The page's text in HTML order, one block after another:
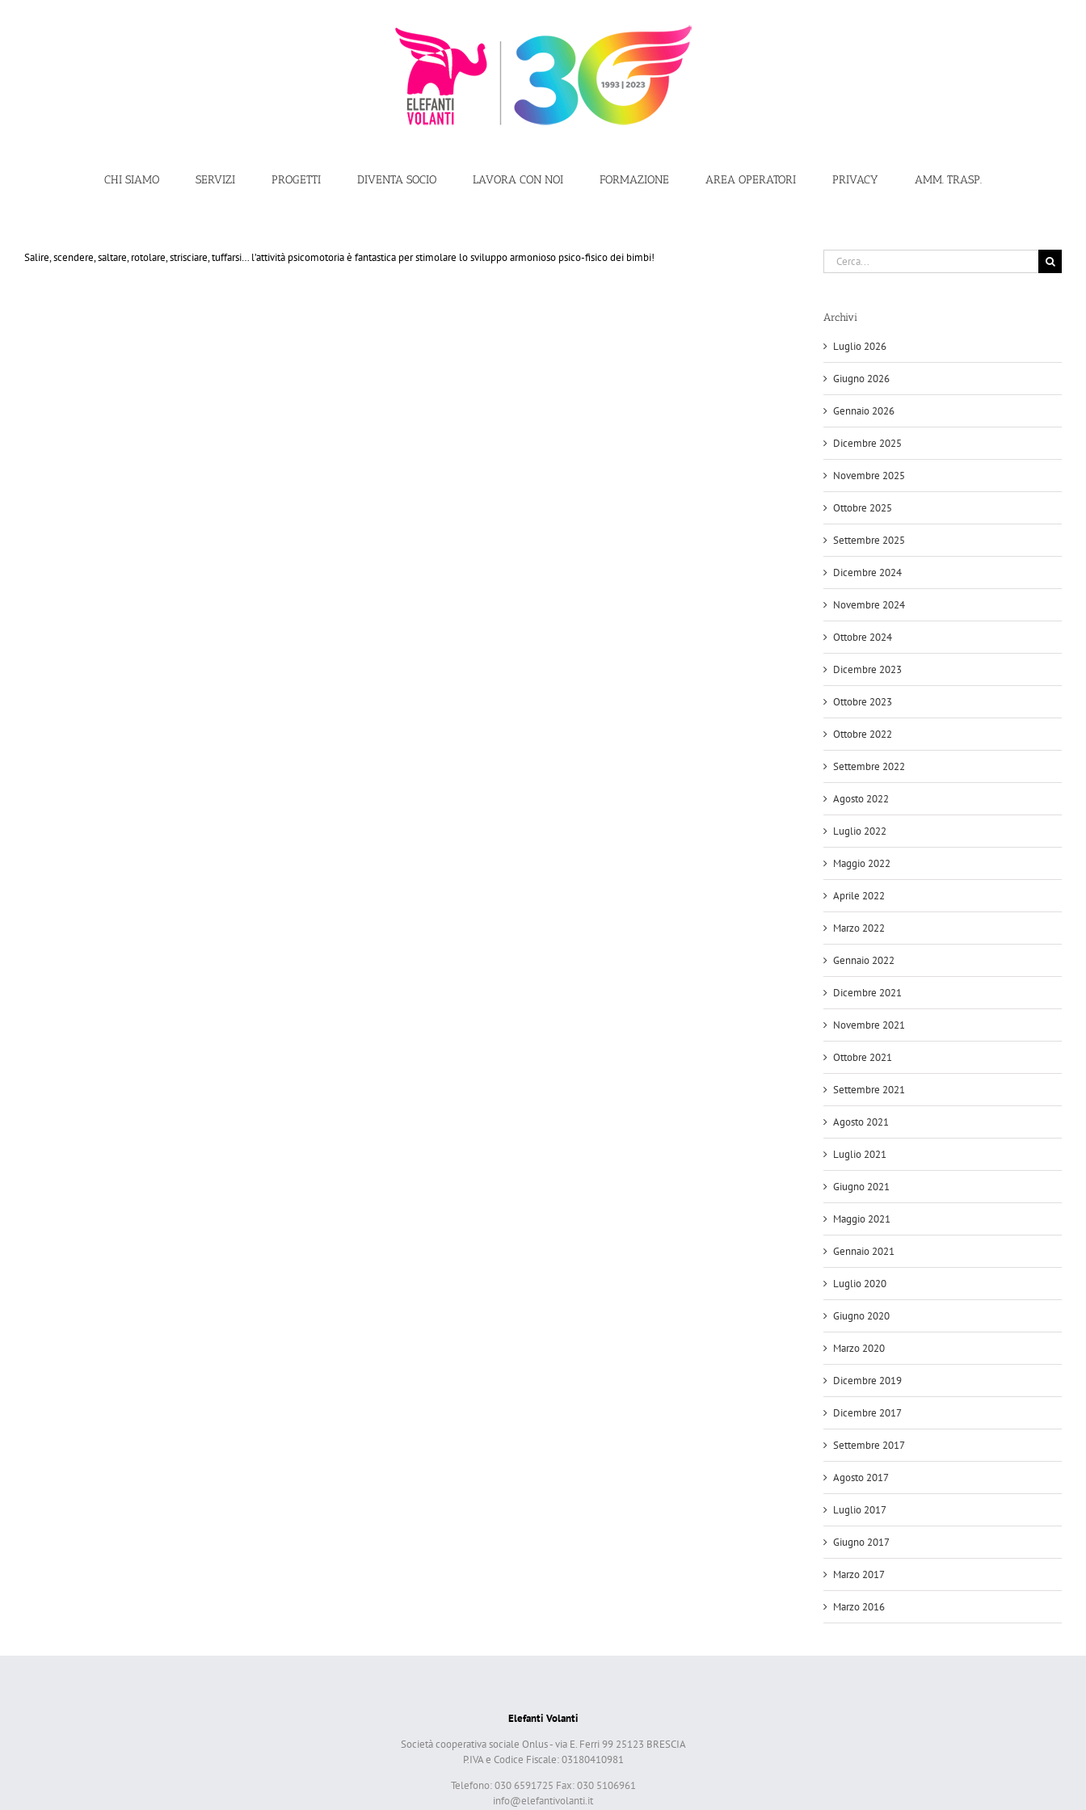
CHI SIAMO SERVIZI PROGETTI DIVENTA SOCIO LAVORA CON NOI FORMAZIONE AREA OPERATORI PRIVACY AMM. TRASP.
Salire, scendere, saltare, rotolare, strisciare, tuffarsi… l’attività psicomotoria è fantastica per stimolare lo sviluppo armonioso psico-fisico dei bimbi!
Cerca
per:
Archivi
Luglio 2026
Giugno 2026
Gennaio 2026
Dicembre 2025
Novembre 2025
Ottobre 2025
Settembre 2025
Dicembre 2024
Novembre 2024
Ottobre 2024
Dicembre 2023
Ottobre 2023
Ottobre 2022
Settembre 2022
Agosto 2022
Luglio 2022
Maggio 2022
Aprile 2022
Marzo 2022
Gennaio 2022
Dicembre 2021
Novembre 2021
Ottobre 2021
Settembre 2021
Agosto 2021
Luglio 2021
Giugno 2021
Maggio 2021
Gennaio 2021
Luglio 2020
Giugno 2020
Marzo 2020
Dicembre 2019
Dicembre 2017
Settembre 2017
Agosto 2017
Luglio 2017
Giugno 2017
Marzo 2017
Marzo 2016
Elefanti Volanti
Società cooperativa sociale Onlus - via E. Ferri 99 25123 BRESCIA
P.IVA e Codice Fiscale: 03180410981
Telefono: 030 6591725 Fax: 030 5106961
info@elefantivolanti.it